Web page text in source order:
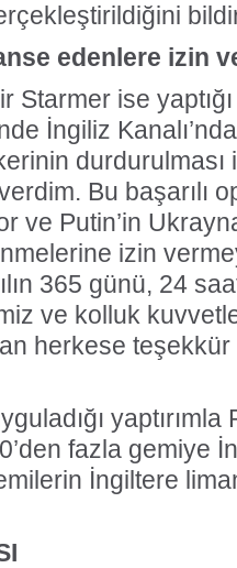
edenlere izin
Starmer ise
İngiliz
durdurulması
Bu başarılı
ve Putin’in
izin
365 günü, 24
ve kolluk
herkese
fazla gemiye
İngiltere